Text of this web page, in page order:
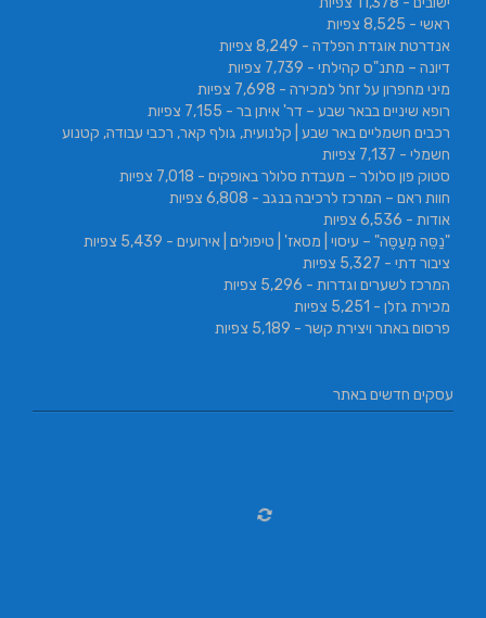
ראשי - 8,525 צפיות
אנדרטת אוגדת הפלדה - 8,249 צפיות
דיונה – מתנ"ס קהילתי - 7,739 צפיות
מיני מחפרון על זחל למכירה - 7,698 צפיות
רופא שיניים בבאר שבע – דר' איתן בר - 7,155 צפיות
רכבים חשמליים באר שבע | קלנועית, גולף קאר, רכבי עבודה, קטנוע
חשמלי - 7,137 צפיות
סטוק פון סלולר – מעבדת סלולר באופקים - 7,018 צפיות
חוות ראם – המרכז לרכיבה בנגב - 6,808 צפיות
אודות - 6,536 צפיות
"נַסֵּה מְעַסֶּה" – עיסוי | מסאז' | טיפולים | אירועים - 5,439 צפיות
ציבור דתי - 5,327 צפיות
המרכז לשערים וגדרות - 5,296 צפיות
מכירת גזלן - 5,251 צפיות
פרסום באתר ויצירת קשר - 5,189 צפיות
עסקים חדשים באתר